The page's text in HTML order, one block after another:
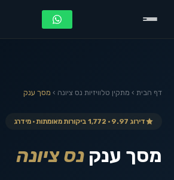
דף הבית › מתקין טלוויזיות נס ציונה › מסך ענק
דירוג 9.97 · 1,772 ביקורות מאומתות · מידרג
מסך ענק נס ציונה